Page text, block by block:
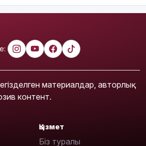
материалдар, авторлық
контент.
Қызмет
Біз туралы